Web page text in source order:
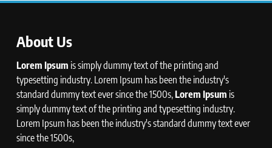
About Us
Lorem Ipsum is simply dummy text of the printing and
typesetting industry. Lorem Ipsum has been the industry's
standard dummy text ever since the 1500s,Lorem Ipsum is
simply dummy text of the printing and typesetting industry.
Lorem Ipsum has been the industry's standard dummy text ever
since the 1500s,